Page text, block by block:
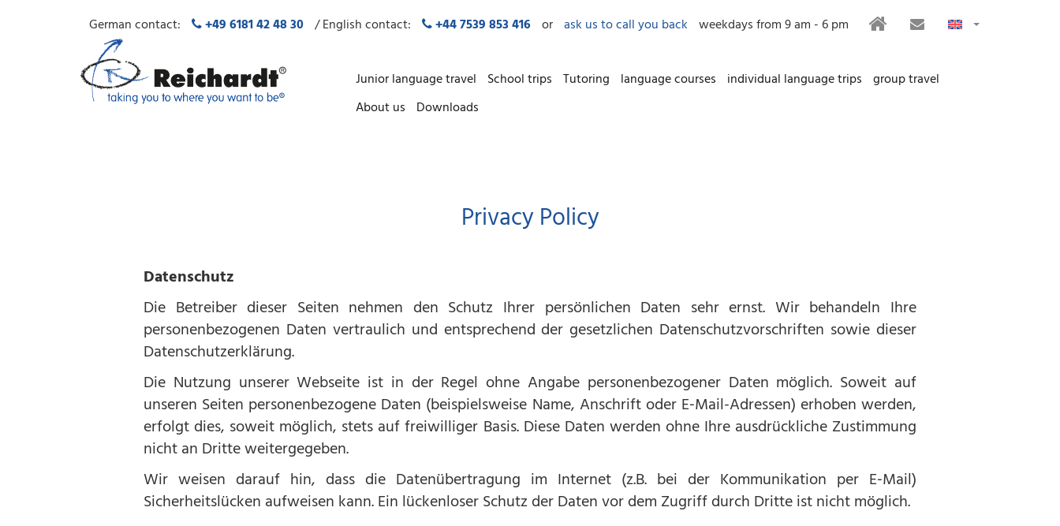
HOME CONTACT
German contact: +49 6181 42 48 30 / English contact: +44 7539 853 416 or ask us to call you back weekdays from 9 am - 6 pm
Junior language travel School trips Tutoring language courses individual language trips group travel
About us
Downloads
Privacy Policy
Datenschutz
Die Betreiber dieser Seiten nehmen den Schutz Ihrer persönlichen Daten sehr ernst. Wir behandeln Ihre
personenbezogenen Daten vertraulich und entsprechend der gesetzlichen Datenschutzvorschriften sowie dieser
Datenschutzerklärung.
Die Nutzung unserer Webseite ist in der Regel ohne Angabe personenbezogener Daten möglich. Soweit auf
unseren Seiten personenbezogene Daten (beispielsweise Name, Anschrift oder E‑Mail-Adressen) erhoben werden,
erfolgt dies, soweit möglich, stets auf freiwilliger Basis. Diese Daten werden ohne Ihre ausdrückliche Zustimmung
nicht an Dritte weitergegeben.
Wir weisen darauf hin, dass die Datenübertragung im Internet (z.B. bei der Kommunikation per E‑Mail)
Sicherheitslücken aufweisen kann. Ein lückenloser Schutz der Daten vor dem Zugriff durch Dritte ist nicht möglich.